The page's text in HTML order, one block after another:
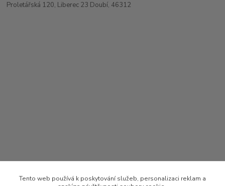
Proletářská 120, Liberec 23 Doubí, 46312
Tento web používá k poskytování služeb, personalizaci reklam a